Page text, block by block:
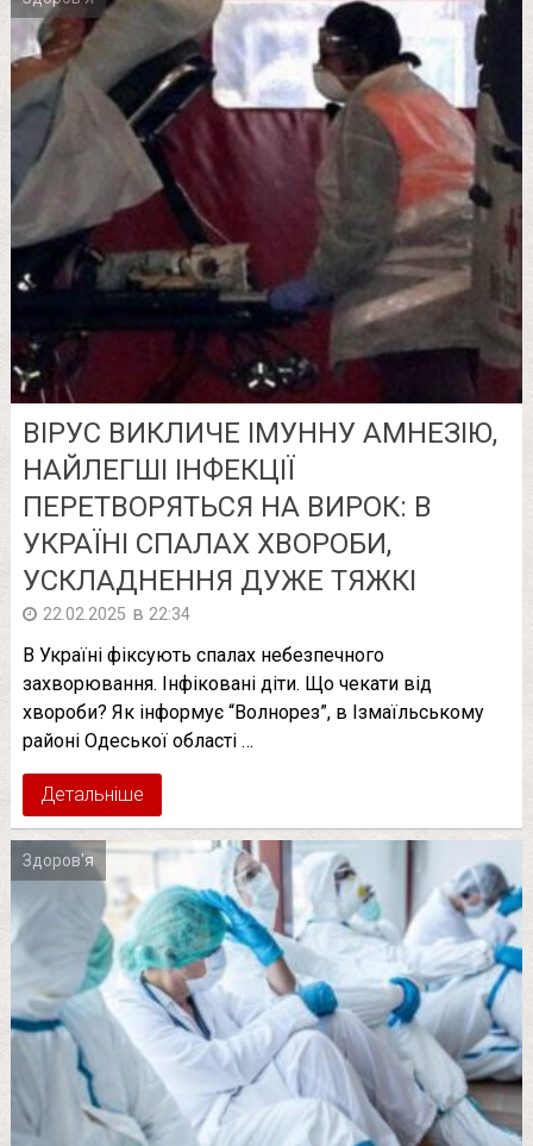
ВІРУС ВИКЛИЧЕ ІМУННУ АМНЕЗІЮ,
НАЙЛЕГШІ ІНФЕКЦІЇ
ПЕРЕТВОРЯТЬСЯ НА ВИРОК: В
УКРАЇНІ СПАЛАХ ХВОРОБИ,
УСКЛАДНЕННЯ ДУЖЕ ТЯЖКІ
22.02.2025 в 22:34
В Україні фіксують спалах небезпечного
захворювання. Інфіковані діти. Що чекати від
хвороби? Як інформує “Волнорез”, в Ізмаїльському
районі Одеської області …
Детальніше
Здоров'я